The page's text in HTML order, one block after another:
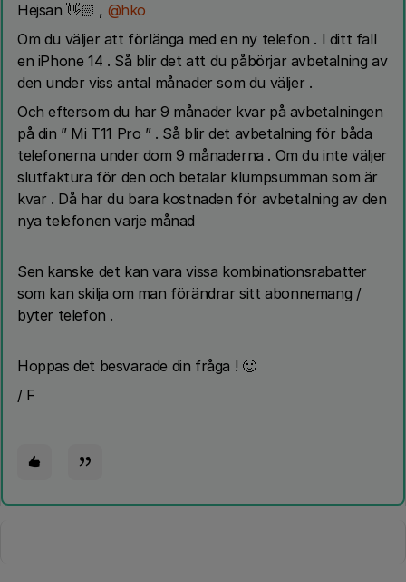
Hejsan 👋🏻 , @hko
Om du väljer att förlänga med en ny telefon . I ditt fall
en iPhone 14 . Så blir det att du påbörjar avbetalning av
den under viss antal månader som du väljer .
Och eftersom du har 9 månader kvar på avbetalningen
på din ” Mi T11 Pro ” . Så blir det avbetalning för båda
telefonerna under dom 9 månaderna . Om du inte väljer
slutfaktura för den och betalar klumpsumman som är
kvar . Då har du bara kostnaden för avbetalning av den
nya telefonen varje månad
Sen kanske det kan vara vissa kombinationsrabatter
som kan skilja om man förändrar sitt abonnemang /
byter telefon .
Hoppas det besvarade din fråga ! 🙂
/ F